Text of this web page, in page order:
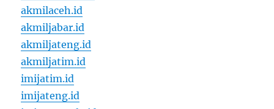
akmilaceh.id
akmiljabar.id
akmiljateng.id
akmiljatim.id
imijatim.id
imijateng.id